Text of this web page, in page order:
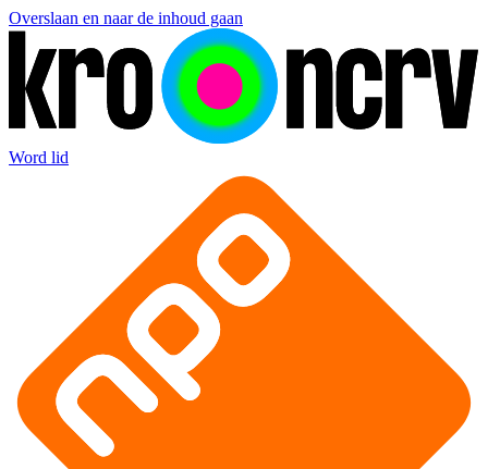
Overslaan en naar de inhoud gaan
Word lid